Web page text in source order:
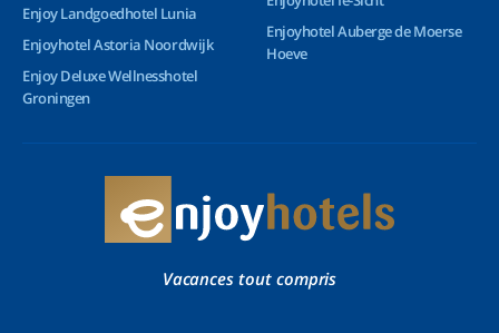
Enjoy Landgoedhotel Lunia
Enjoyhotel Astoria Noordwijk
Enjoy Deluxe Wellnesshotel
Groningen
Enjoyhotel Auberge de Moerse
Hoeve
Vacances tout compris